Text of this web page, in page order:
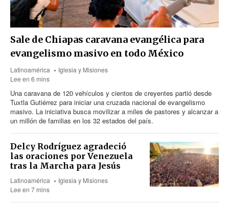
Sale de Chiapas caravana evangélica para
evangelismo masivo en todo México
Latinoamérica
Iglesia y Misiones
Lee en 6 mins
Una caravana de 120 vehículos y cientos de creyentes partió desde
Tuxtla Gutiérrez para iniciar una cruzada nacional de evangelismo
masivo. La iniciativa busca movilizar a miles de pastores y alcanzar a
un millón de familias en los 32 estados del país.
Delcy Rodríguez agradeció
las oraciones por Venezuela
tras la Marcha para Jesús
Latinoamérica
Iglesia y Misiones
Lee en 7 mins